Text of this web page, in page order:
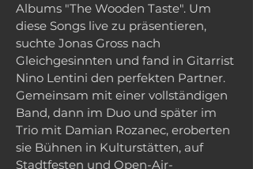
Albums "The Wooden Taste". Um
diese Songs live zu präsentieren,
suchte Jonas Gross nach
Gleichgesinnten und fand in Gitarrist
Nino Lentini den perfekten Partner.
Gemeinsam mit einer vollständigen
Band, dann im Duo und später im
Trio mit Damian Rozanec, eroberten
sie Bühnen in Kulturstätten, auf
Stadtfesten und Open-Air-